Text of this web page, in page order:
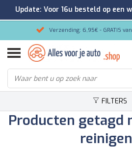
Verzending: 6,95€ - GRATIS
Gemakkelijk bestellen/
9.2/10 Klantenrating
FILTERS
Producten getagd
reinigen
Update: Voor 16u besteld op een
verzonden!